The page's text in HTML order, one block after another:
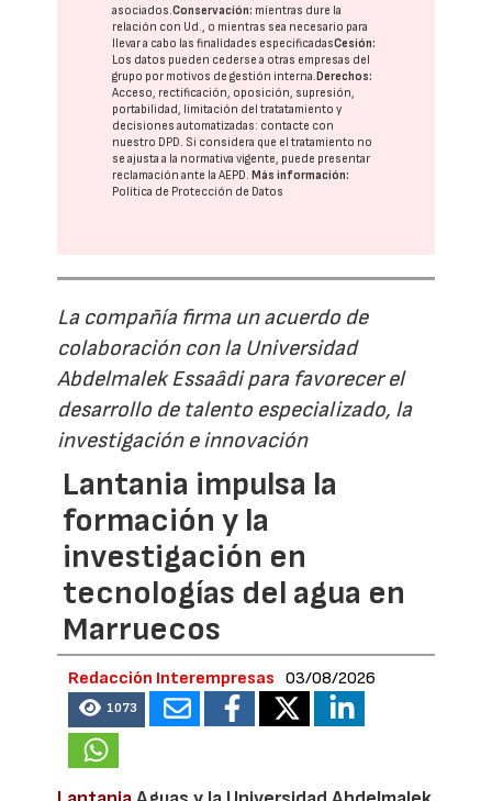
asociados.Conservación: mientras dure la
relación con Ud., o mientras sea necesario para
llevar a cabo las finalidades especificadasCesión:
Los datos pueden cederse a otras empresas del
grupo por motivos de gestión interna.Derechos:
Acceso, rectificación, oposición, supresión,
portabilidad, limitación del tratatamiento y
decisiones automatizadas: contacte con
nuestro DPD. Si considera que el tratamiento no
se ajusta a la normativa vigente, puede presentar
reclamación ante laAEPD.Más información:
Política de Protección de Datos
La compañía firma un acuerdo de
colaboración con la Universidad
Abdelmalek Essaâdi para favorecer el
desarrollo de talento especializado, la
investigación e innovación
Lantania impulsa la
formación y la
investigación en
tecnologías del agua en
Marruecos
Redacción Interempresas 03/08/2026
1073